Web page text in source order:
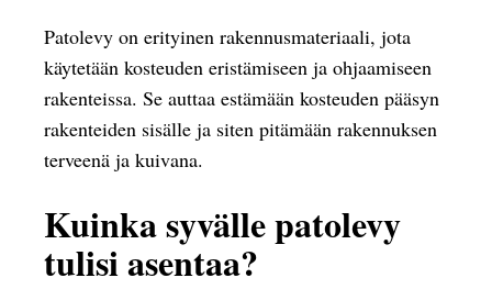
Patolevy on erityinen rakennusmateriaali, jota
käytetään kosteuden eristämiseen ja ohjaamiseen
rakenteissa. Se auttaa estämään kosteuden pääsyn
rakenteiden sisälle ja siten pitämään rakennuksen
terveenä ja kuivana.
Kuinka syvälle patolevy
tulisi asentaa?